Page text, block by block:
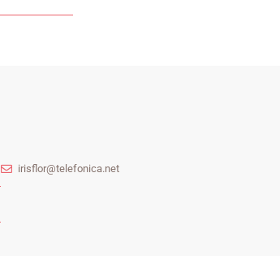
irisflor@telefonica.net